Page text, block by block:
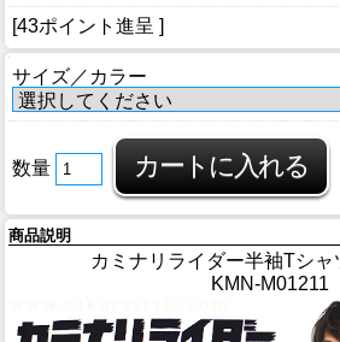
[43ポイント進呈 ]
サイズ／カラー
数量
商品説明
カミナリライダー半袖Tシ
KMN-M01211